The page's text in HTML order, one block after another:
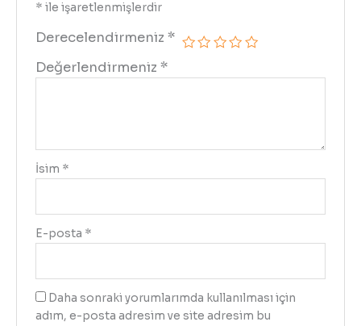
* ile işaretlenmişlerdir
Derecelendirmeniz *
Değerlendirmeniz *
İsim *
E-posta *
Daha sonraki yorumlarımda kullanılması için
adım, e-posta adresim ve site adresim bu